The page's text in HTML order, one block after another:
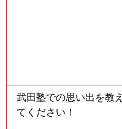
武田塾での思い出を教え
てください！